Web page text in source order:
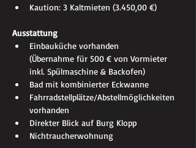
Kaution: 3 Kaltmieten (3.450,00 €)
Ausstattung
Einbauküche vorhanden
(Übernahme für 500 € von Vormieter
inkl. Spülmaschine & Backofen)
Bad mit kombinierter Eckwanne
Fahrradstellplätze/Abstellmöglichkeiten
vorhanden
Direkter Blick auf Burg Klopp
Nichtraucherwohnung